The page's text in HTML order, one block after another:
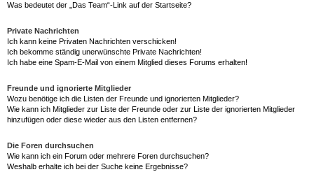
Was bedeutet der „Das Team“-Link auf der Startseite?
Private Nachrichten
Ich kann keine Privaten Nachrichten verschicken!
Ich bekomme ständig unerwünschte Private Nachrichten!
Ich habe eine Spam-E-Mail von einem Mitglied dieses Forums erhalten!
Freunde und ignorierte Mitglieder
Wozu benötige ich die Listen der Freunde und ignorierten Mitglieder?
Wie kann ich Mitglieder zur Liste der Freunde oder zur Liste der ignorierten Mitglieder
hinzufügen oder diese wieder aus den Listen entfernen?
Die Foren durchsuchen
Wie kann ich ein Forum oder mehrere Foren durchsuchen?
Weshalb erhalte ich bei der Suche keine Ergebnisse?